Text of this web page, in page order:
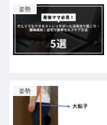
姿勢
姿勢